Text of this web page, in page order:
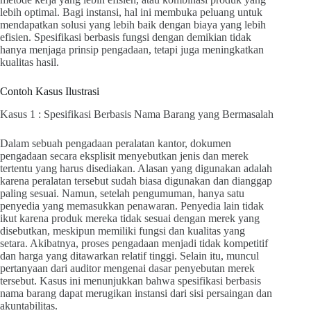
lebih optimal. Bagi instansi, hal ini membuka peluang untuk
mendapatkan solusi yang lebih baik dengan biaya yang lebih
efisien. Spesifikasi berbasis fungsi dengan demikian tidak
hanya menjaga prinsip pengadaan, tetapi juga meningkatkan
kualitas hasil.
Contoh Kasus Ilustrasi
Kasus 1 : Spesifikasi Berbasis Nama Barang yang Bermasalah
Dalam sebuah pengadaan peralatan kantor, dokumen
pengadaan secara eksplisit menyebutkan jenis dan merek
tertentu yang harus disediakan. Alasan yang digunakan adalah
karena peralatan tersebut sudah biasa digunakan dan dianggap
paling sesuai. Namun, setelah pengumuman, hanya satu
penyedia yang memasukkan penawaran. Penyedia lain tidak
ikut karena produk mereka tidak sesuai dengan merek yang
disebutkan, meskipun memiliki fungsi dan kualitas yang
setara. Akibatnya, proses pengadaan menjadi tidak kompetitif
dan harga yang ditawarkan relatif tinggi. Selain itu, muncul
pertanyaan dari auditor mengenai dasar penyebutan merek
tersebut. Kasus ini menunjukkan bahwa spesifikasi berbasis
nama barang dapat merugikan instansi dari sisi persaingan dan
akuntabilitas.